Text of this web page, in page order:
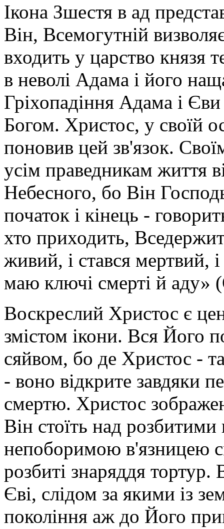
Ікона Зшестя в ад
Він, Всемогутній
входить у царство князя
в неволі Адама і його
Гріхопадіння Адама і Єви
Богом. Христос, у своїй
поновив цей зв'язок.
усім праведникам життя
Небесного, бо Він
початок і кінець -
хто приходить,
живий, і стався мертвий,
маю ключі смерті й аду»
Воскреслий Христос є
змістом ікони. Вся Його
сяйвом, бо де Христос -
- воно відкрите завдяки
смертю. Христос
Він стоїть над
непоборимою в'язницею
розбиті знаряддя тор­тур.
Єві, слідом за якими із
покоління аж до Його